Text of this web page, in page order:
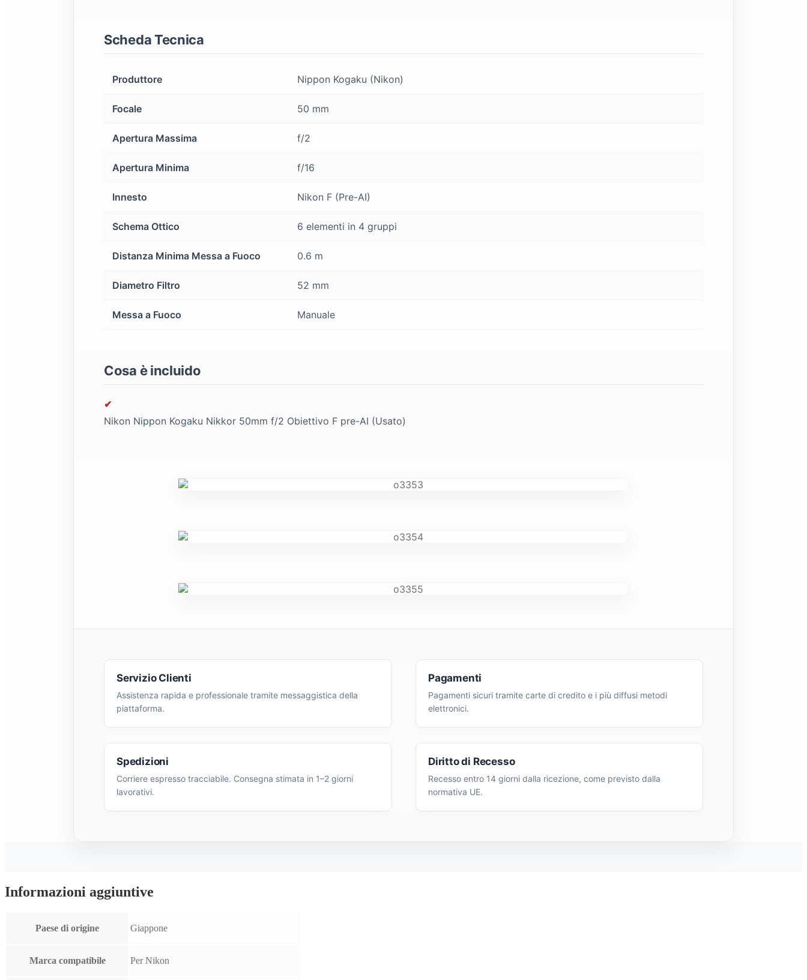
Scheda Tecnica
Produttore Nippon Kogaku (Nikon)
Focale 50 mm
Apertura Massima f/2
Apertura Minima f/16
Innesto Nikon F (Pre-AI)
Schema Ottico 6 elementi in 4 gruppi
Distanza Minima Messa a Fuoco 0.6 m
Diametro Filtro 52 mm
Messa a Fuoco Manuale
Cosa è incluido
✔
Nikon Nippon Kogaku Nikkor 50mm f/2 Obiettivo F pre-AI (Usato)
Servizio Clienti
Assistenza rapida e professionale tramite messaggistica della
piattaforma.
Pagamenti
Pagamenti sicuri tramite carte di credito e i più diffusi metodi
elettronici.
Spedizioni
Corriere espresso tracciabile. Consegna stimata in 1–2 giorni
lavorativi.
Diritto di Recesso
Recesso entro 14 giorni dalla ricezione, come previsto dalla
normativa UE.
Informazioni aggiuntive
Paese di origine Giappone
Marca compatibile Per Nikon